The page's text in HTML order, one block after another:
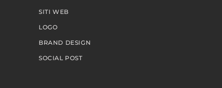
SITI WEB
LOGO
BRAND DESIGN
SOCIAL POST